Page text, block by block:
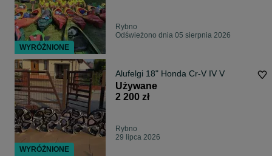
Rybno
Odświeżono dnia 05 sierpnia 2026
Alufelgi 18" Honda Cr-V IV V
Używane
2 200 zł
Rybno
29 lipca 2026
WYRÓŻNIONE
WYRÓŻNIONE